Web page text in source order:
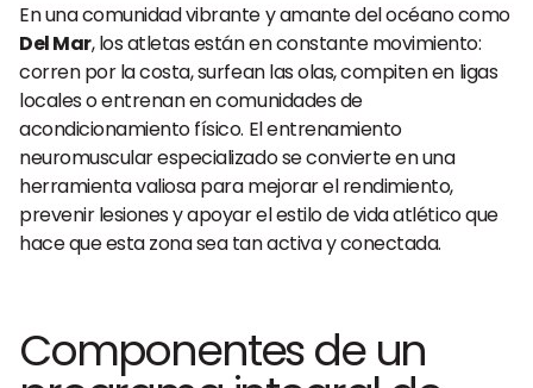
En una comunidad vibrante y amante del océano como
Del Mar, los atletas están en constante movimiento:
corren por la costa, surfean las olas, compiten en ligas
locales o entrenan en comunidades de
acondicionamiento físico. El entrenamiento
neuromuscular especializado se convierte en una
herramienta valiosa para mejorar el rendimiento,
prevenir lesiones y apoyar el estilo de vida atlético que
hace que esta zona sea tan activa y conectada.
Componentes de un